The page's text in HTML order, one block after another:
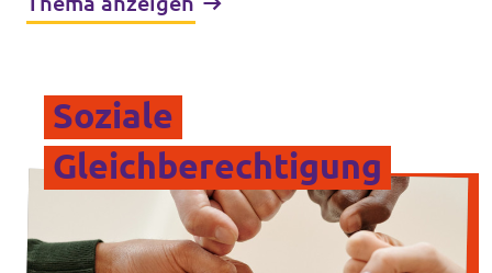
Soziale
Gleichberechtigung